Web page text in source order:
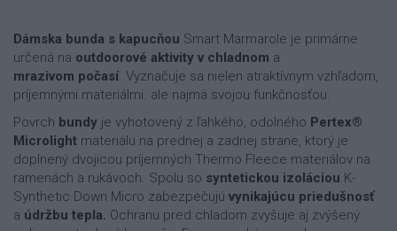
Dámska bunda s kapucňou Smart Marmarole je primárne
určená na outdoorové aktivity v chladnom a
mrazivom počasí. Vyznačuje sa nielen atraktívnym vzhľadom,
príjemnými materiálmi. ale najmä svojou funkčnosťou.
Povrch bundy je vyhotovený z ľahkého, odolného Pertex®
Microlight materiálu na prednej a zadnej strane, ktorý je
doplnený dvojicou príjemných Thermo Fleece materiálov na
ramenách a rukávoch. Spolu so syntetickou izoláciou K-
Synthetic Down Micro zabezpečujú vynikajúcu priedušnosť
a údržbu tepla. Ochranu pred chladom zvyšuje aj zvýšený